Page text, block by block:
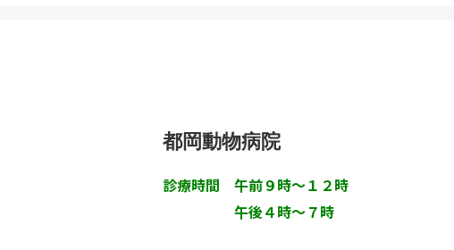
都岡動物病院
診療時間 午前９時～１２時
午後４時～７時